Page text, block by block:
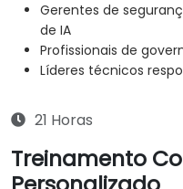
Gerentes de
de IA
Profissionais de
Líderes técnicos
21 Horas
Treinamento